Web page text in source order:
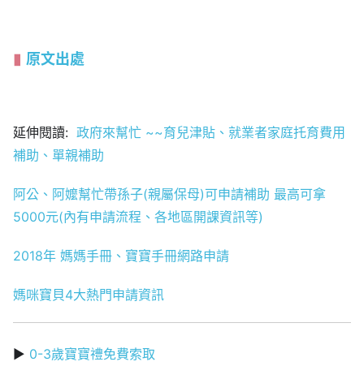
原文出處
延伸閱讀: 政府來幫忙 ~~育兒津貼、就業者家庭托育費用
補助、單親補助
阿公、阿嬤幫忙帶孫子(親屬保母)可申請補助 最高可拿
5000元(內有申請流程、各地區開課資訊等)
2018年 媽媽手冊、寶寶手冊網路申請
媽咪寶貝4大熱門申請資訊
▶ 0-3歲寶寶禮免費索取